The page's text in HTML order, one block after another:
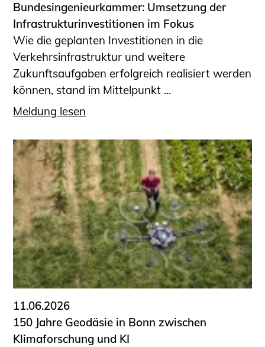
Impressum
Datenschutz
Ingenieurakademie West
Bundesingenieurkammer: Umsetzung der
Infrastrukturinvestitionen im Fokus
Wie die geplanten Investitionen in die
Verkehrsinfrastruktur und weitere
Zukunftsaufgaben erfolgreich realisiert werden
können, stand im Mittelpunkt ...
Meldung lesen
11.06.2026
150 Jahre Geodäsie in Bonn zwischen
Klimaforschung und KI